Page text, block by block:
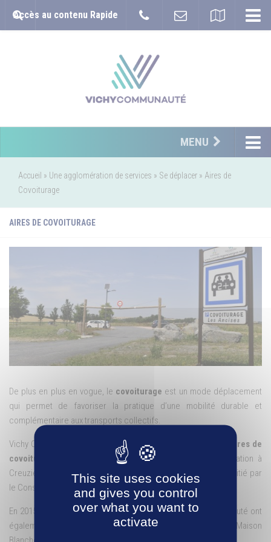
Accès au contenu Rapide
MENU
Accueil » Une agglomération de services » Se déplacer » Aires de
Covoiturage
AIRES DE COVOITURAGE
De plus en plus en vogue, le covoiturage est un mode déplacement
qui permet de favoriser la pratique d’une mobilité durable et
complémentaire aux transports collectifs.
Vichy Communauté a adopté son schéma communautaire d’
aires de
covoiturage
en septembre 2013 avec une première réalisation à
Creuzier-le-Neuf où l’aire des Ancises a été financée pour moitié par
le Conseil départemental de l’Allier.
En 2015, le Conseil Départemental de l’Allier et Vichy Communauté ont
également inauguré l’aire d’Espinasse-Vozelle au lieu-dit « Maison
This site uses cookies
and gives you control
over what you want to
activate